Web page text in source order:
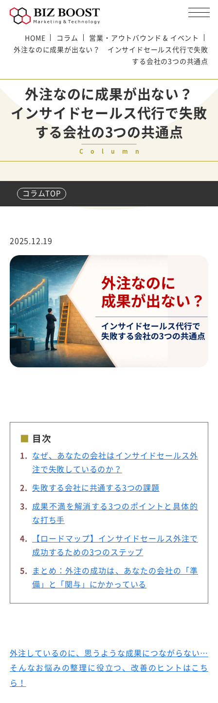
HOME コラム
営業・アウトバウンド & イベント
外注なのに成果が出ない？ インサイドセールス代行で失敗
する会社の3つの共通点
外注なのに成果が出ない？
インサイドセールス代行で失敗
する会社の3つの共通点
Column
コラムTOP
2025.12.19
目次
なぜ、あなたの会社はインサイドセールス外
注で失敗しているのか？
失敗する会社に共通する3つの課題
成果不満を解消する3つのポイントと具体的
な打ち手
【ロードマップ】インサイドセールス外注で
成功するための3つのステップ
まとめ：外注の成功は、あなたの会社の「準
備」と「関与」にかかっている
外注しているのに、思うような成果につながらない…
そんなお悩みの整理に役立つ、改善のヒントはこち
ら！